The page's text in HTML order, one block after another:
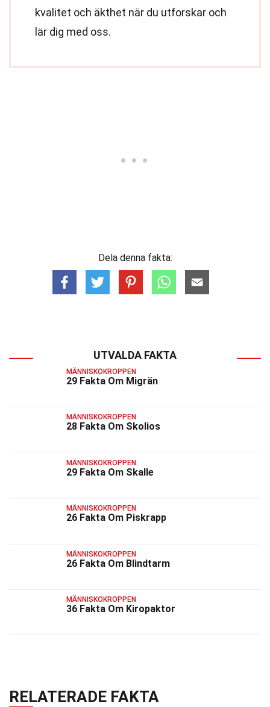
kvalitet och äkthet när du utforskar och
lär dig med oss.
Dela denna fakta:
UTVALDA FAKTA
MÄNNISKOKROPPEN
29 Fakta Om Migrän
MÄNNISKOKROPPEN
28 Fakta Om Skolios
MÄNNISKOKROPPEN
29 Fakta Om Skalle
MÄNNISKOKROPPEN
26 Fakta Om Piskrapp
MÄNNISKOKROPPEN
26 Fakta Om Blindtarm
MÄNNISKOKROPPEN
36 Fakta Om Kiropaktor
RELATERADE FAKTA